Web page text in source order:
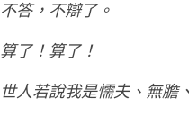
不答，不辯了。
算了！算了！
世人若說我是懦夫、無膽